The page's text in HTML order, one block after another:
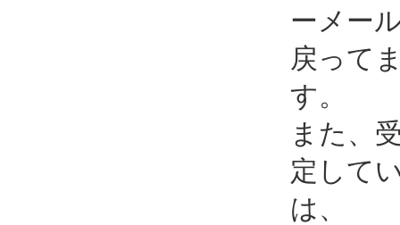
ーメー
戻って
す。
また、
定して
は、